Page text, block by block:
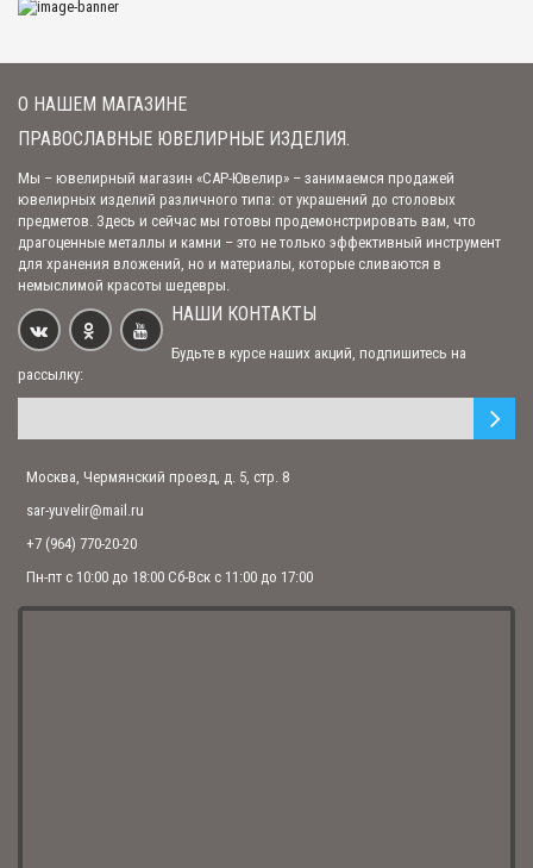
ИКОНА "СВЯТАЯ МАТРОНА" (АРТ. ДСП-СМ)
1 800.00 р.
ИКОНА "СВЯТАЯ МАТРОНА" (АРТ. СД1-СМ)
4 500.00 р.
Икона настенная "Святая Матрона" (арт. ИН-100 С.М.)
Икона "Святая Матрона" (арт. ПЭД1-СМ)
О НАШЕМ МАГАЗИНЕ
ПРАВОСЛАВНЫЕ ЮВЕЛИРНЫЕ ИЗДЕЛИЯ.
Мы – ювелирный магазин «САР-Ювелир» – занимаемся продажей
ювелирных изделий различного типа: от украшений до столовых
предметов. Здесь и сейчас мы готовы продемонстрировать вам, что
драгоценные металлы и камни – это не только эффективный инструмент
для хранения вложений, но и материалы, которые сливаются в
немыслимой красоты шедевры.
НАШИ КОНТАКТЫ
Будьте в курсе наших акций, подпишитесь на
рассылку:
Москва, Чермянский проезд, д. 5, стр. 8
sar-yuvelir@mail.ru
+7 (964) 770-20-20
Пн-пт с 10:00 до 18:00 Сб-Вск с 11:00 до 17:00